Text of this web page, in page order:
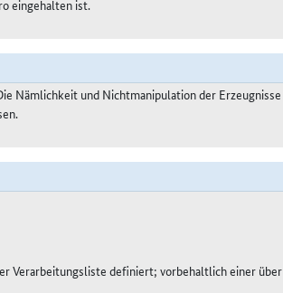
eingehalten ist.
Nämlichkeit und Nichtmanipulation der Erzeugnisse
Verarbeitungsliste definiert; vorbehaltlich einer